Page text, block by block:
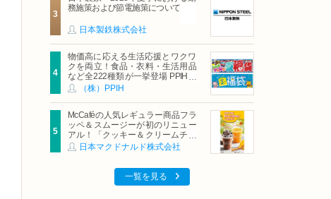
務施策および節電施策について
日本製鉄株式会社
物価高に応える生活応援とワクワ
クを両立！食品・衣料・生活用品
など全222種類が一挙登場 PPIHグ
ループ「夏福袋」＆セール 8月6日
（株）PPIH
McCaféの人気レギュラー商品フラ
ッペ＆スムージーが初のリニュー
アル！「クッキー＆クリームチョ
コフラッペ」「マンゴースムージ
日本マクドナルド株式会社
一覧を見る